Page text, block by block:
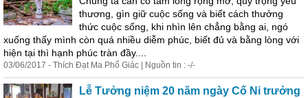
thương, gìn giữ cuộc sống và biết cách thưởng
thức cuộc sống, khi nhìn lên chẳng bằng ai, ngó
xuống thấy mình còn quá nhiều diễm phúc, biết đủ và bằng lòng với
hiện tại thì hạnh phúc tràn đầy....
03/06/2017 - Thích Đạt Ma Phổ Giác | Nguồn tin : -/-
Lễ Tưởng niệm 20 năm ngày Cố Ni trưởng